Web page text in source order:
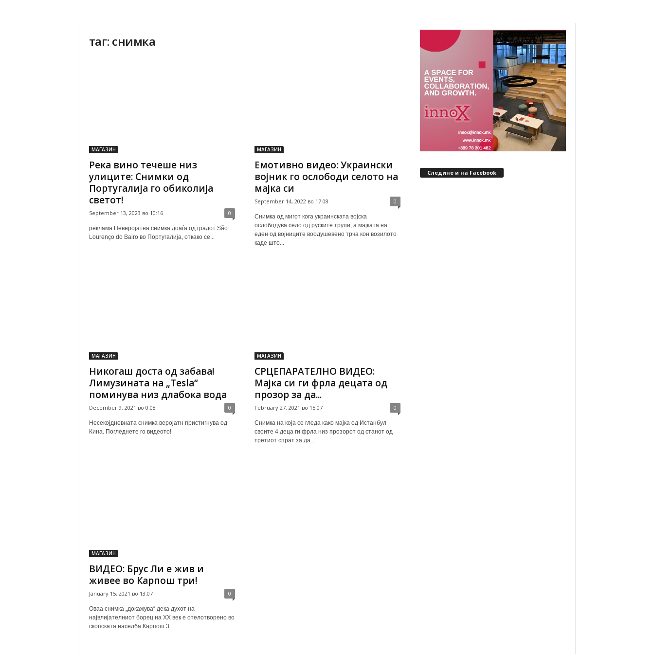
таг: снимка
МАГАЗИН
Река вино течеше низ
улиците: Снимки од
Португалија го обиколија
светот!
September 13, 2023 во 10:16 0
реклама Неверојатна снимка доаѓа од градот São
Lourenço do Bairo во Португалија, откако се...
МАГАЗИН
Емотивно видео: Украински
војник го ослободи селото на
мајка си
September 14, 2022 во 17:08 0
Снимка од мигот кога украинската војска
ослободува село од руските трупи, а мајката на
еден од војниците воодушевено трча кон возилото
каде што...
МАГАЗИН
Никогаш доста од забава!
Лимузината на „Tesla“
поминува низ длабока вода
December 9, 2021 во 0:08 0
Несекојдневната снимка веројатн пристигнува од
Кина. Погледнете го видеото!
МАГАЗИН
СРЦЕПАРАТЕЛНО ВИДЕО:
Мајка си ги фрла децата од
прозор за да...
February 27, 2021 во 15:07 0
Снимка на која се гледа како мајка од Истанбул
своите 4 деца ги фрла низ прозорот од станот од
третиот спрат за да...
МАГАЗИН
ВИДЕО: Брус Ли е жив и
живее во Карпош три!
January 15, 2021 во 13:07 0
Оваа снимка „докажува“ дека духот на
највлијателниот борец на XX век е отелотворено во
скопската населба Карпош 3.
Следине и на Facebook